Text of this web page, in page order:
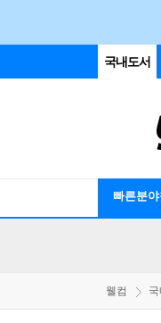
국내도서
빠른분야
웰컴